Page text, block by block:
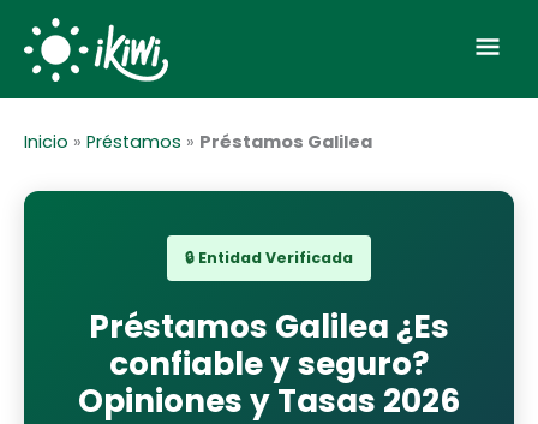
contenido
Inicio » Préstamos » Préstamos Galilea
🔒 Entidad Verificada
Préstamos Galilea ¿Es
confiable y seguro?
Opiniones y Tasas 2026